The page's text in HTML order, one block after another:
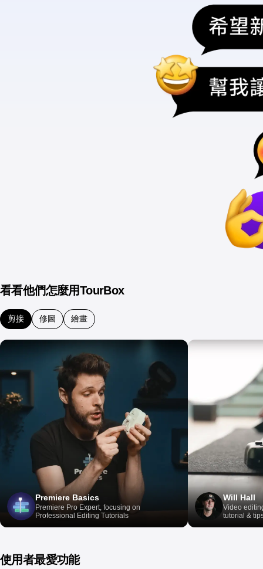
看看他們怎麼用TourBox
剪接 修圖 繪畫
Premiere Basics
Premiere Pro Expert, focusing on
Professional Editing Tutorials
Will Hall
Video
tutorial &
使用者最愛功能